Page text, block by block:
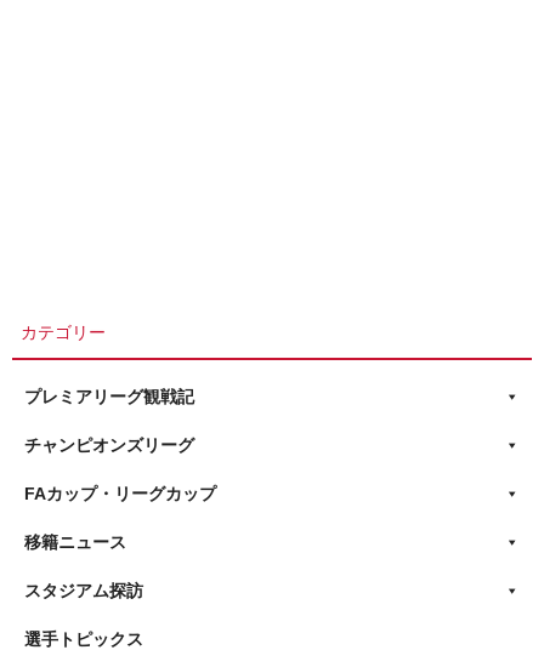
カテゴリー
プレミアリーグ観戦記
チャンピオンズリーグ
FAカップ・リーグカップ
移籍ニュース
スタジアム探訪
選手トピックス